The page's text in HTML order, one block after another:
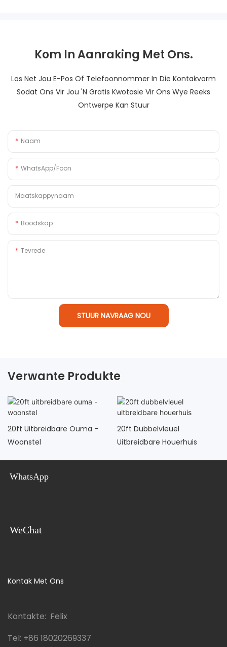
Kom In Aanraking Met Ons.
Los Net Jou E-Pos Of Telefoonnommer In Die Kontakvorm
Sodat Ons Vir Jou 'n Gratis Kwotasie Vir Ons Wye Reeks
Ontwerpe Kan Stuur
Naam
WhatsApp/foon
Maatskappynaam
Boodskap
Tevrede
STUUR NAVRAAG NOU
Verwante Produkte
20ft Uitbreidbare Ouma -
Woonstel
20ft Dubbelvleuel
Uitbreidbare Houerhuis
WhatsApp
WeChat
Kontak Met Ons
Kontakte: Felix
Tel: +86 18020269337